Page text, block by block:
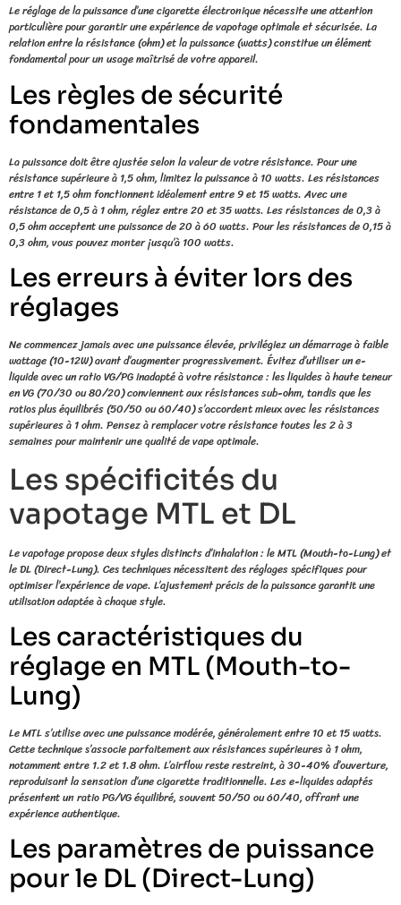
Le réglage de la puissance d’une cigarette électronique nécessite une attention
particulière pour garantir une expérience de vapotage optimale et sécurisée. La
relation entre la résistance (ohm) et la puissance (watts) constitue un élément
fondamental pour un usage maîtrisé de votre appareil.
Les règles de sécurité
fondamentales
La puissance doit être ajustée selon la valeur de votre résistance. Pour une
résistance supérieure à 1,5 ohm, limitez la puissance à 10 watts. Les résistances
entre 1 et 1,5 ohm fonctionnent idéalement entre 9 et 15 watts. Avec une
résistance de 0,5 à 1 ohm, réglez entre 20 et 35 watts. Les résistances de 0,3 à
0,5 ohm acceptent une puissance de 20 à 60 watts. Pour les résistances de 0,15 à
0,3 ohm, vous pouvez monter jusqu’à 100 watts.
Les erreurs à éviter lors des
réglages
Ne commencez jamais avec une puissance élevée, privilégiez un démarrage à faible
wattage (10-12W) avant d’augmenter progressivement. Évitez d’utiliser un e-
liquide avec un ratio VG/PG inadapté à votre résistance : les liquides à haute teneur
en VG (70/30 ou 80/20) conviennent aux résistances sub-ohm, tandis que les
ratios plus équilibrés (50/50 ou 60/40) s’accordent mieux avec les résistances
supérieures à 1 ohm. Pensez à remplacer votre résistance toutes les 2 à 3
semaines pour maintenir une qualité de vape optimale.
Les spécificités du
vapotage MTL et DL
Le vapotage propose deux styles distincts d’inhalation : le MTL (Mouth-to-Lung) et
le DL (Direct-Lung). Ces techniques nécessitent des réglages spécifiques pour
optimiser l’expérience de vape. L’ajustement précis de la puissance garantit une
utilisation adaptée à chaque style.
Les caractéristiques du
réglage en MTL (Mouth-to-
Lung)
Le MTL s’utilise avec une puissance modérée, généralement entre 10 et 15 watts.
Cette technique s’associe parfaitement aux résistances supérieures à 1 ohm,
notamment entre 1.2 et 1.8 ohm. L’airflow reste restreint, à 30-40% d’ouverture,
reproduisant la sensation d’une cigarette traditionnelle. Les e-liquides adaptés
présentent un ratio PG/VG équilibré, souvent 50/50 ou 60/40, offrant une
expérience authentique.
Les paramètres de puissance
pour le DL (Direct-Lung)